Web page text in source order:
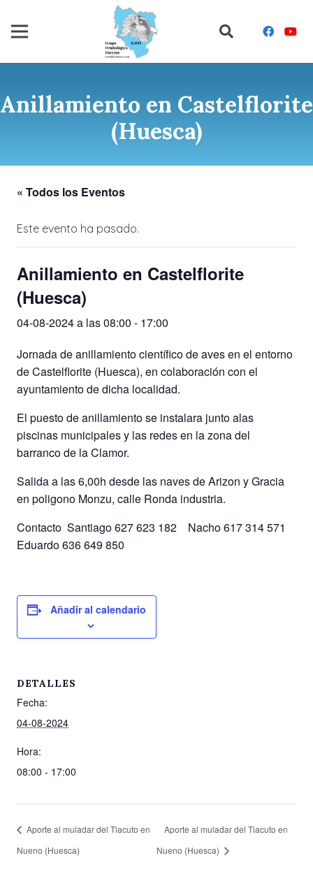
Anillamiento en Castelflorite
(Huesca)
« Todos los Eventos
Este evento ha pasado.
Anillamiento en Castelflorite
(Huesca)
04-08-2024 a las 08:00 - 17:00
Jornada de anillamiento científico de aves en el entorno
de Castelflorite (Huesca), en colaboración con el
ayuntamiento de dicha localidad.
El puesto de anillamiento se instalara junto alas
piscinas municipales y las redes en la zona del
barranco de la Clamor.
Salida a las 6,00h desde las naves de Arizon y Gracia
en poligono Monzu, calle Ronda industria.
Contacto Santiago 627 623 182 Nacho 617 314 571
Eduardo 636 649 850
Añadir al calendario
DETALLES
Fecha:
04-08-2024
Hora:
08:00 - 17:00
Aporte al muladar del Tiacuto en
Nueno (Huesca)
Aporte al muladar del Tiacuto en
Nueno (Huesca)